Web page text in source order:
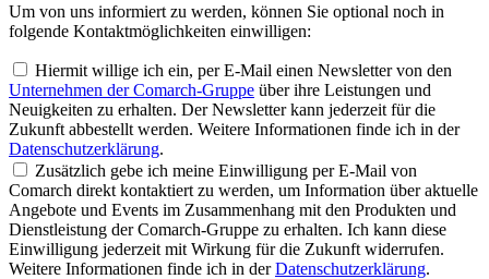
Um von uns informiert zu werden, können Sie optional noch in
folgende Kontaktmöglichkeiten einwilligen:
Hiermit willige ich ein, per E-Mail einen Newsletter von den
Unternehmen der Comarch-Gruppe über ihre Leistungen und
Neuigkeiten zu erhalten. Der Newsletter kann jederzeit für die
Zukunft abbestellt werden. Weitere Informationen finde ich in der
Datenschutzerklärung.
Zusätzlich gebe ich meine Einwilligung per E-Mail von
Comarch direkt kontaktiert zu werden, um Information über aktuelle
Angebote und Events im Zusammenhang mit den Produkten und
Dienstleistung der Comarch-Gruppe zu erhalten. Ich kann diese
Einwilligung jederzeit mit Wirkung für die Zukunft widerrufen.
Weitere Informationen finde ich in derDatenschutzerklärung.